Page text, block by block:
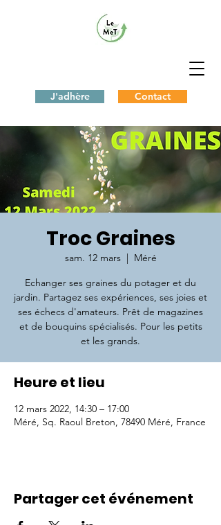
J'adhère Contact
Troc Graines
sam. 12 mars
  |
Méré
Echanger ses graines du potager et du
jardin. Partagez ses expériences, ses joies et
ses échecs d'amateurs. Prêt de magazines
et de bouquins spécialisés. Pour les petits
Heure et lieu
12 mars 2022, 14:30 – 17:00
Méré, Sq. Raoul Breton, 78490 Méré, France
Partager cet événement